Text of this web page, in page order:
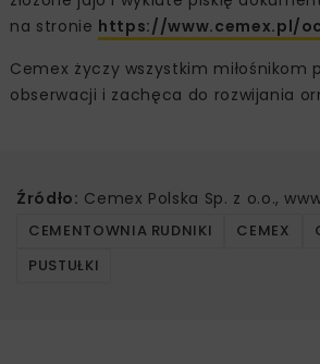
na stronie https://www.cemex.pl/
Cemex życzy wszystkim miłośnikom
obserwacji i zachęca do rozwijania
Źródło: Cemex Polska Sp. z o.o.,
CEMENTOWNIA RUDNIKI CEMEX
PUSTUŁKI